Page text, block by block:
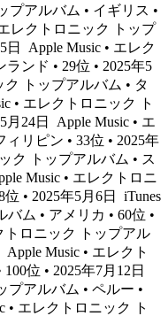
プアルバム • イギリス •
レクトロニック トップ
日
Apple Music • エレク
ンド • 29位 • 2025年5
ク トップアルバム • タ
• エレクトロニック ト
月24日
Apple Music • エ
リピン • 33位 • 2025年
ク トップアルバム • ス
Music • エレクトロニ
• 2025年5月6日
iTunes
ム • アメリカ • 60位 •
トロニック トップアル
Apple Music • エレクト
位 • 2025年7月12日
プアルバム • ペルー •
• エレクトロニック ト